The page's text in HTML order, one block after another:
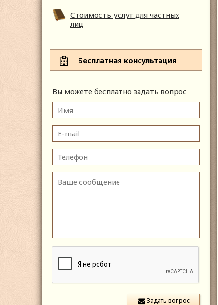
Стоимость услуг для частных
лиц
Бесплатная консультация
Вы можете бесплатно задать вопрос